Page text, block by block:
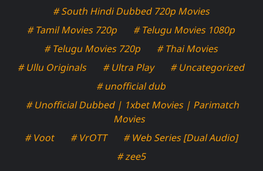
# South Hindi Dubbed 720p Movies
# Tamil Movies 720p
# Telugu Movies 1080p
# Telugu Movies 720p
# Thai Movies
# Ullu Originals
# Ultra Play
# Uncategorized
# unofficial dub
# Unofficial Dubbed | 1xbet Movies | Parimatch
Movies
# Voot
# VrOTT
# Web Series [Dual Audio]
# zee5